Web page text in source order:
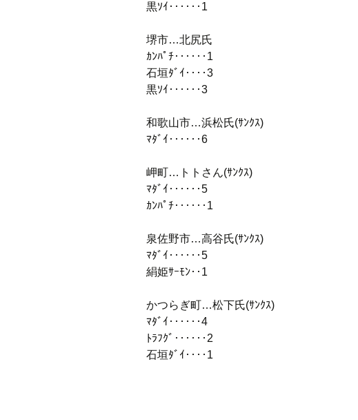
黒ｿｲ‥‥‥1
堺市…北尻氏
ｶﾝﾊﾟﾁ‥‥‥1
石垣ﾀﾞｲ‥‥3
黒ｿｲ‥‥‥3
和歌山市…浜松氏(ｻﾝｸｽ)
ﾏﾀﾞｲ‥‥‥6
岬町…トトさん(ｻﾝｸｽ)
ﾏﾀﾞｲ‥‥‥5
ｶﾝﾊﾟﾁ‥‥‥1
泉佐野市…高谷氏(ｻﾝｸｽ)
ﾏﾀﾞｲ‥‥‥5
絹姫ｻｰﾓﾝ‥1
かつらぎ町…松下氏(ｻﾝｸｽ)
ﾏﾀﾞｲ‥‥‥4
ﾄﾗﾌｸﾞ‥‥‥2
石垣ﾀﾞｲ‥‥1